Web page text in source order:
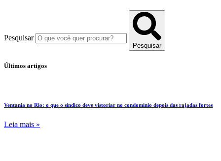
Pesquisar
Pesquisar
Últimos artigos
Ventania no Rio: o que o síndico deve vistoriar no condomínio depois das rajadas fortes
Leia mais »